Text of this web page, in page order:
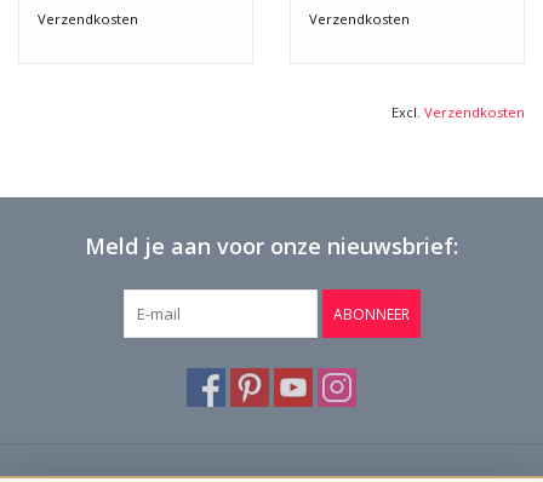
Verzendkosten
Verzendkosten
Excl. Verzendkosten
Meld je aan voor onze nieuwsbrief:
ABONNEER